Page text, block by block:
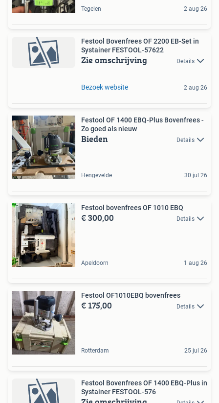
Tegelen 2 aug 26
Festool Bovenfrees OF 2200 EB-Set in
Systainer FESTOOL-57622
Zie omschrijving Details
Bezoek website 2 aug 26
Festool OF 1400 EBQ-Plus Bovenfrees -
Zo goed als nieuw
Bieden Details
Hengevelde 30 jul 26
Festool bovenfrees OF 1010 EBQ
€ 300,00 Details
Apeldoorn 1 aug 26
Festool OF1010EBQ bovenfrees
€ 175,00 Details
Rotterdam 25 jul 26
Festool Bovenfrees OF 1400 EBQ-Plus in
Systainer FESTOOL-576